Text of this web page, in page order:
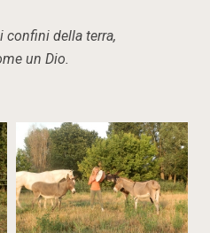
confini della terra,
un Dio.